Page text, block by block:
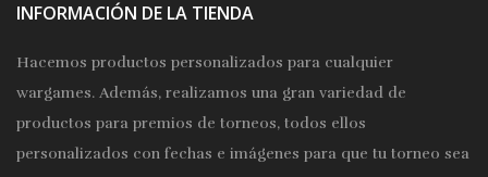
INFORMACIÓN DE LA TIENDA
Hacemos productos personalizados para cualquier
wargames. Además, realizamos una gran variedad de
productos para premios de torneos, todos ellos
personalizados con fechas e imágenes para que tu torneo sea